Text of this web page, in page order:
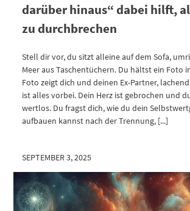
darüber hinaus“ dabei hilft,
zu durchbrechen
Stell dir vor, du sitzt alleine auf dem Sofa,
Meer aus Taschentüchern. Du hältst ein Foto
Foto zeigt dich und deinen Ex-Partner,
ist alles vorbei. Dein Herz ist gebrochen und
wertlos. Du fragst dich, wie du dein
aufbauen kannst nach der Trennung, [...]
SEPTEMBER 3, 2025